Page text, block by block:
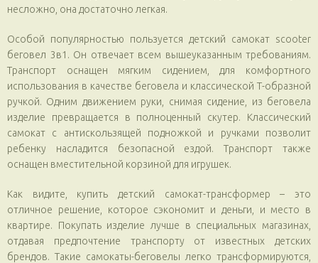
несложно, она достаточно легкая.
Особой популярностью пользуется детский самокат scooter
беговел 3в1. Он отвечает всем вышеуказанным требованиям.
Транспорт оснащен мягким сидением, для комфортного
использования в качестве беговела и классической Т-образной
ручкой. Одним движением руки, снимая сидение, из беговела
изделие превращается в полноценный скутер. Классический
самокат с антискользящей подножкой и ручками позволит
ребенку насладится безопасной ездой. Транспорт также
оснащен вместительной корзиной для игрушек.
Как видите, купить детский самокат-трансформер – это
отличное решение, которое сэкономит и деньги, и место в
квартире. Покупать изделие лучше в специальных магазинах,
отдавая предпочтение транспорту от известных детских
брендов. Такие самокаты-беговелы легко трансформируются,